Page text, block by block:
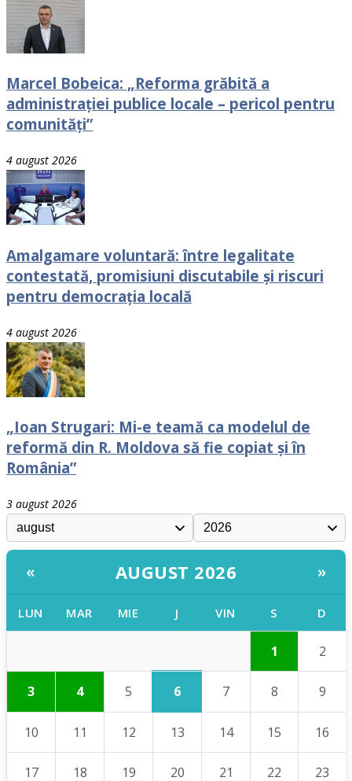
Marcel Bobeica: „Reforma grăbită a
administrației publice locale – pericol pentru
comunități”
4 august 2026
Amalgamare voluntară: între legalitate
contestată, promisiuni discutabile și riscuri
pentru democrația locală
4 august 2026
„Ioan Strugari: Mi-e teamă ca modelul de
reformă din R. Moldova să fie copiat și în
România”
3 august 2026
« AUGUST 2026 »
LUN MAR MIE J VIN S D
1 2
3 4 5 6 7 8 9
10 11 12 13 14 15 16
17 18 19 20 21 22 23